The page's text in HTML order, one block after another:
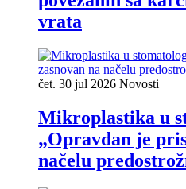
vrata
čet. 30 jul 2026 Novosti
Mikroplastika u
„Opravdan je
načelu